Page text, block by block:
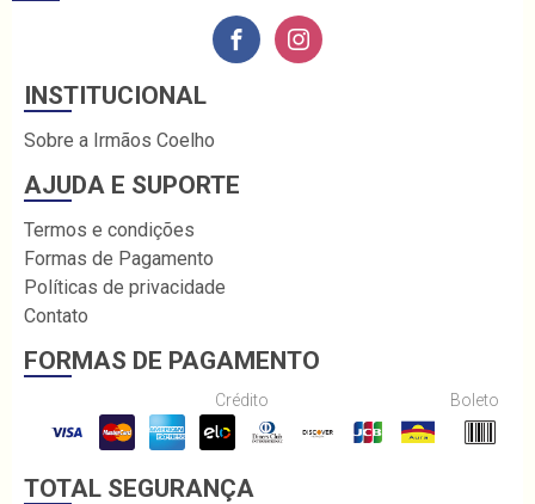
INSTITUCIONAL
Sobre a Irmãos Coelho
AJUDA E SUPORTE
Termos e condições
Formas de Pagamento
Políticas de privacidade
Contato
FORMAS DE PAGAMENTO
Crédito Boleto
TOTAL SEGURANÇA